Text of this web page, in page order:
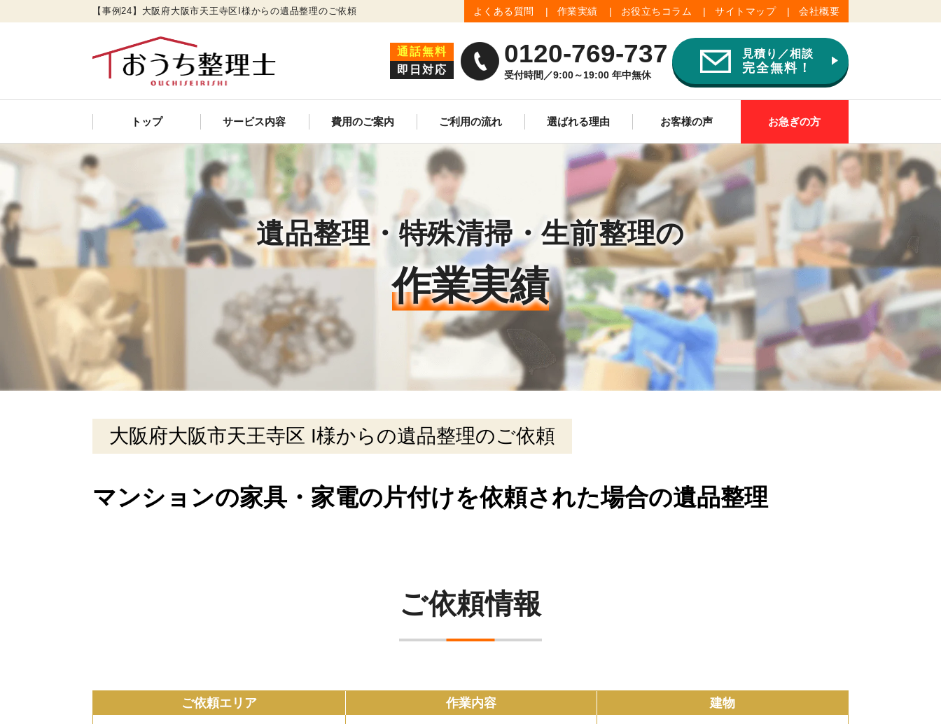
【事例24】大阪府大阪市天王寺区I様からの遺品整理のご依頼 よくある質問 作業実績 お役立ちコラム サイトマップ 会社概要
通話無料
即日対応
0120-769-737
受付時間／9:00～19:00 年中無休
見積り／相談
完全無料！
トップ サービス内容
遺品整理 特殊清掃 生前整理 遺品買取査定 ゴミ屋敷清掃 ご供養
費用のご案内 ご利用の流れ 選ばれる理由 お客様の声 お急ぎの方
遺品整理・特殊清掃・生前整理の
作業実績
大阪府大阪市天王寺区 I様からの遺品整理のご依頼
マンションの家具・家電の片付けを依頼された場合の遺品整理
ご依頼情報
ご依頼エリア 作業内容 建物